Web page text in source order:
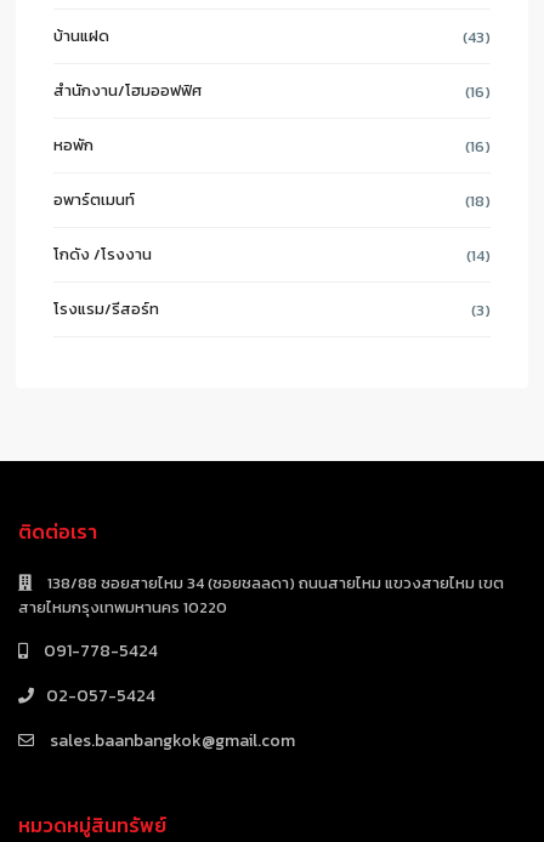
บ้านแฝด (43)
สำนักงาน/โฮมออฟฟิศ (16)
หอพัก (16)
อพาร์ตเมนท์ (18)
โกดัง /โรงงาน (14)
โรงแรม/รีสอร์ท (3)
ติดต่อเรา
138/88 ซอยสายไหม 34 (ซอยชลลดา) ถนนสายไหม แขวงสายไหม เขต
สายไหมกรุงเทพมหานคร 10220
091-778-5424
02-057-5424
sales.baanbangkok@gmail.com
หมวดหมู่สินทรัพย์